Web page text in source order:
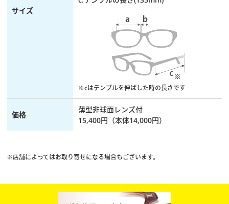
サイズ
※cはテンプルを伸ばした時の長さです
価格
薄型非球面レンズ付
15,400円（本体14,000円）
※店舗によってはお取り寄せになる場合もございます。